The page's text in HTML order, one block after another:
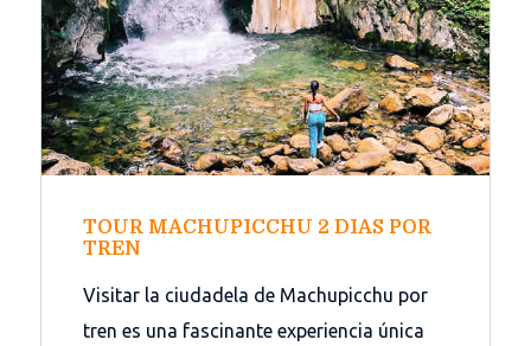
TOUR MACHUPICCHU 2 DIAS POR
TREN
Visitar la ciudadela de Machupicchu por
tren es una fascinante experiencia única